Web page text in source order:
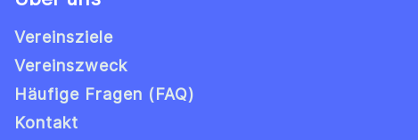
Vereinsziele
Vereinszweck
Häufige Fragen (FAQ)
Kontakt